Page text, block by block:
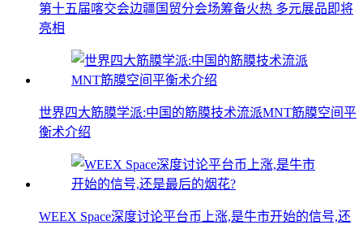
第十五届喀交会边疆国贸分会场筹备火热 多元展品即将
亮相
世界四大筋膜学派:中国的筋膜技术流派MNT筋膜空间平
衡术介绍
WEEX Space深度讨论平台币上涨,是牛市开始的信号,还